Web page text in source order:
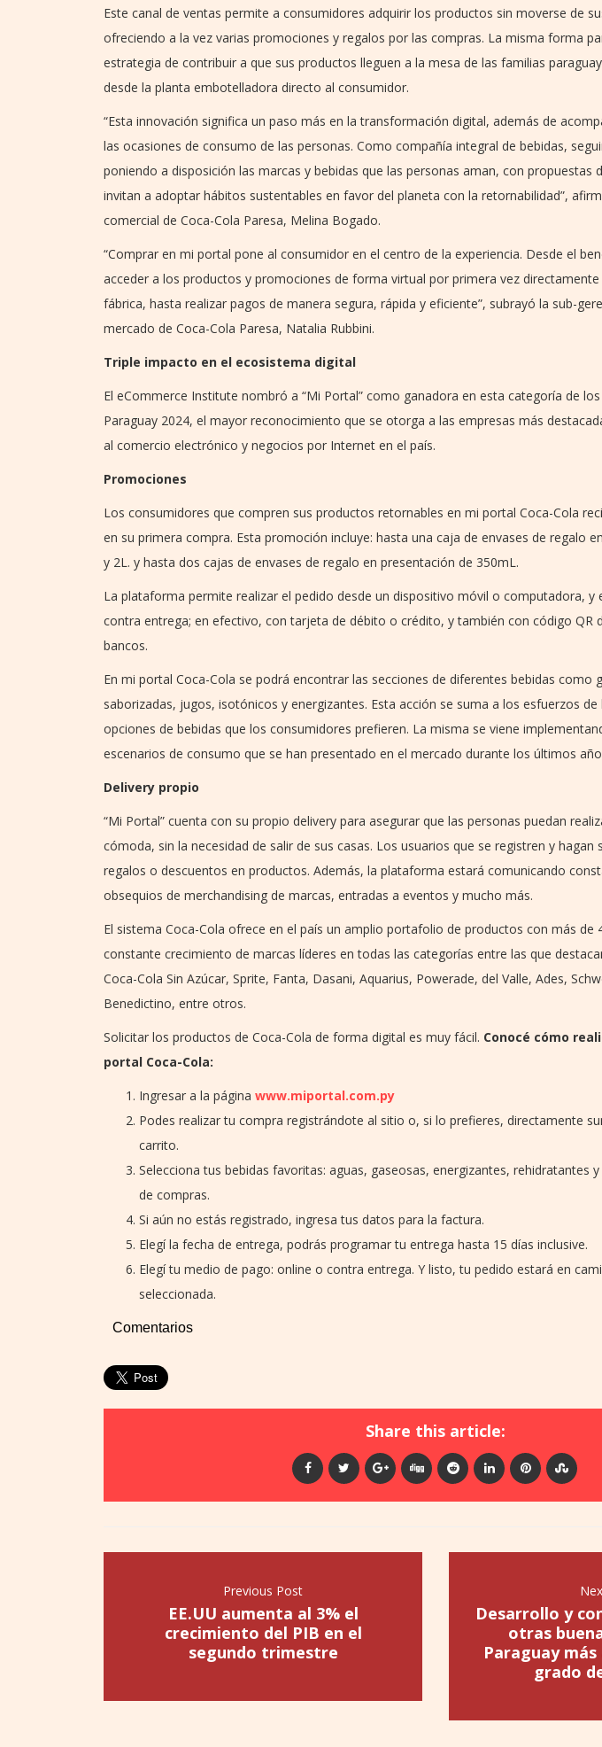
Este canal de ventas permite a consumidores adquirir los productos sin moverse de
ofreciendo a la vez varias promociones y regalos por las compras. La misma forma
estrategia de contribuir a que sus productos lleguen a la mesa de las familias
desde la planta embotelladora directo al consumidor.
“Esta innovación significa un paso más en la transformación digital, además de
las ocasiones de consumo de las personas. Como compañía integral de bebidas,
poniendo a disposición las marcas y bebidas que las personas aman, con propuestas
invitan a adoptar hábitos sustentables en favor del planeta con la retornabilidad”,
comercial de Coca-Cola Paresa, Melina Bogado.
“Comprar en mi portal pone al consumidor en el centro de la experiencia. Desde el
acceder a los productos y promociones de forma virtual por primera vez directamente
fábrica, hasta realizar pagos de manera segura, rápida y eficiente”, subrayó la sub-
mercado de Coca-Cola Paresa, Natalia Rubbini.
Triple impacto en el ecosistema digital
El eCommerce Institute nombró a “Mi Portal” como ganadora en esta categoría de
Paraguay 2024, el mayor reconocimiento que se otorga a las empresas más
al comercio electrónico y negocios por Internet en el país.
Promociones
Los consumidores que compren sus productos retornables en mi portal Coca-Cola
en su primera compra. Esta promoción incluye: hasta una caja de envases de regalo
y 2L. y hasta dos cajas de envases de regalo en presentación de 350mL.
La plataforma permite realizar el pedido desde un dispositivo móvil o computadora, y
contra entrega; en efectivo, con tarjeta de débito o crédito, y también con código QR
bancos.
En mi portal Coca-Cola se podrá encontrar las secciones de diferentes bebidas como
saborizadas, jugos, isotónicos y energizantes. Esta acción se suma a los esfuerzos
opciones de bebidas que los consumidores prefieren. La misma se viene
escenarios de consumo que se han presentado en el mercado durante los últimos
Delivery propio
“Mi Portal” cuenta con su propio delivery para asegurar que las personas puedan
cómoda, sin la necesidad de salir de sus casas. Los usuarios que se registren y hagan
regalos o descuentos en productos. Además, la plataforma estará comunicando
obsequios de merchandising de marcas, entradas a eventos y mucho más.
El sistema Coca-Cola ofrece en el país un amplio portafolio de productos con más de
constante crecimiento de marcas líderes en todas las categorías entre las que
Coca-Cola Sin Azúcar, Sprite, Fanta, Dasani, Aquarius, Powerade, del Valle, Ades,
Benedictino, entre otros.
Solicitar los productos de Coca-Cola de forma digital es muy fácil. Conocé cómo
portal Coca-Cola:
Ingresar a la página www.miportal.com.py
Podes realizar tu compra registrándote al sitio o, si lo prefieres, directamente
carrito.
Selecciona tus bebidas favoritas: aguas, gaseosas, energizantes, rehidratantes
de compras.
Si aún no estás registrado, ingresa tus datos para la factura.
Elegí la fecha de entrega, podrás programar tu entrega hasta 15 días inclusive.
Elegí tu medio de pago: online o contra entrega. Y listo, tu pedido estará en
seleccionada.
Comentarios
Share this article:
Previous Post
EE.UU aumenta al 3% el
crecimiento del PIB en el
segundo trimestre
Desarrollo y
otras
Paraguay
grado